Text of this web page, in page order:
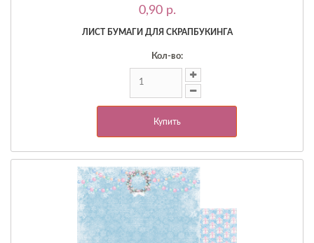
0,90 p.
ЛИСТ БУМАГИ ДЛЯ СКРАПБУКИНГА
Кол-во:
Купить